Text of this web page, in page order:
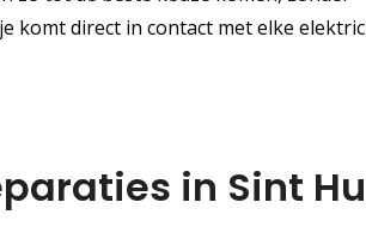
komt direct in contact met elke
in Sint